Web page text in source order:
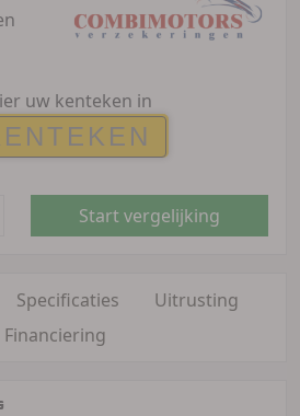
uw kenteken in
Start vergelijking
Specificaties
Uitrusting
Financiering